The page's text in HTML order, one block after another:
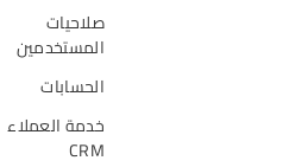
صلاحيات
المستخدمين
الحسابات
خدمة العملاء
CRM